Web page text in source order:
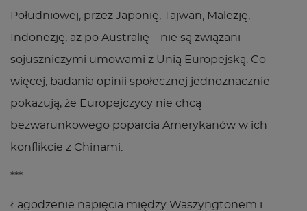
Południowej, przez Japonię, Tajwan, Malezję,
Indonezję, aż po Australię – nie są związani
sojuszniczymi umowami z Unią Europejską. Co
więcej, badania opinii społecznej jednoznacznie
pokazują, że Europejczycy nie chcą
bezwarunkowego poparcia Amerykanów w ich
konflikcie z Chinami.
***
Łagodzenie napięcia między Waszyngtonem i